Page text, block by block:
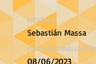
PROFESOR:
Sebastián Massa
FECHA DE
08/06/2023